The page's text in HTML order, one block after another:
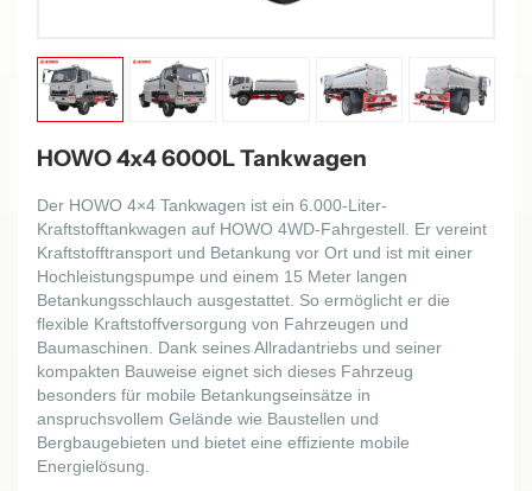
HOWO 4x4 6000L Tankwagen
Der HOWO 4×4 Tankwagen ist ein 6.000-Liter-
Kraftstofftankwagen auf HOWO 4WD-Fahrgestell. Er vereint
Kraftstofftransport und Betankung vor Ort und ist mit einer
Hochleistungspumpe und einem 15 Meter langen
Betankungsschlauch ausgestattet. So ermöglicht er die
flexible Kraftstoffversorgung von Fahrzeugen und
Baumaschinen. Dank seines Allradantriebs und seiner
kompakten Bauweise eignet sich dieses Fahrzeug
besonders für mobile Betankungseinsätze in
anspruchsvollem Gelände wie Baustellen und
Bergbaugebieten und bietet eine effiziente mobile
Energielösung.